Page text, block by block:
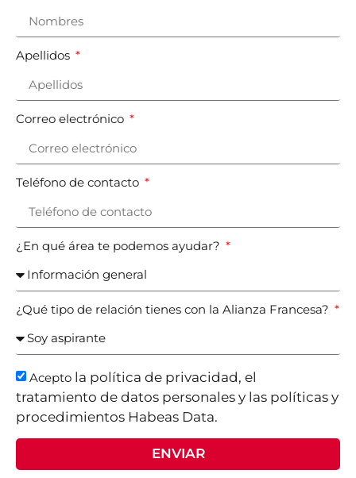
Apellidos
Correo electrónico
Teléfono de contacto
¿En qué área te podemos ayudar?
¿Qué tipo de relación tienes con la Alianza Francesa?
Acepto la política de privacidad, el
tratamiento de datos personales y las políticas y
procedimientos Habeas Data.
ENVIAR